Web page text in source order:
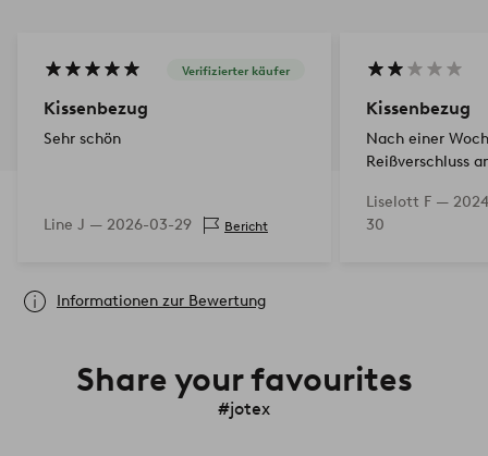
Verifizierter käufer
Kissenbezug
Sehr schön
Line J — 2026-03-29 Bericht
Kissenbezug
Nach einer
Reißverschluss
Qualität
Liselott F —
30
Informationen zur Bewertung
Share your favourites
#jotex